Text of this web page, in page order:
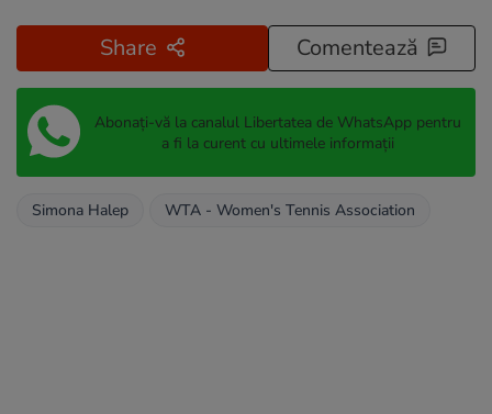
Share Comentează
Abonați-vă la canalul Libertatea de WhatsApp pentru
a fi la curent cu ultimele informații
Simona Halep WTA - Women's Tennis Association